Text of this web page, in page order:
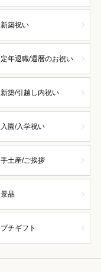
新築祝い
定年退職/還暦のお祝い
新築/引越し内祝い
入園/入学祝い
手土産/ご挨拶
景品
プチギフト